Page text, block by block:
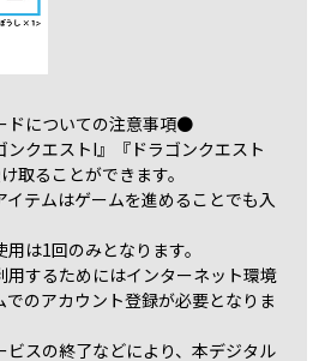
ドについての注意事項●
クエストI』『ドラゴンクエスト
取ることができます。
テムはゲームを進めることでも入
は1回のみとなります。
するためにはインターネット環境
でのアカウント登録が必要となりま
スの終了などにより、本デジタル